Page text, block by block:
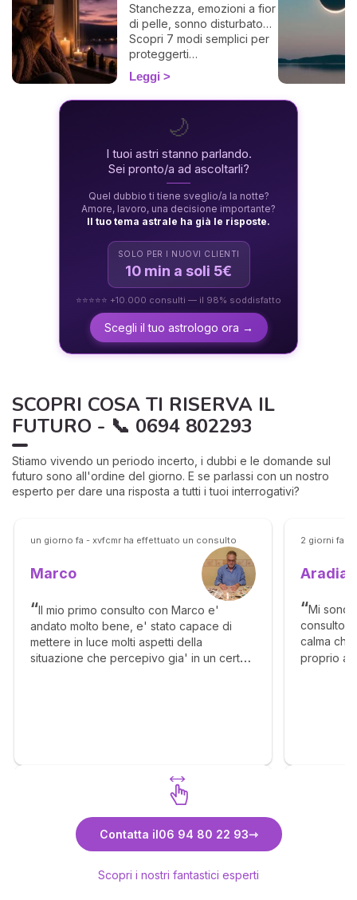
Stanchezza, emozioni a fior
di pelle, sonno disturbato…
Scopri 7 modi semplici per
proteggerti
energeticamente durante
un'eclissi e viverla con
dolcezza. 🛡️🌒
Leggi
🌙
I tuoi astri stanno parlando.
Sei pronto/a ad ascoltarli?
Quel dubbio ti tiene sveglio/a la notte?
Amore, lavoro, una decisione importante?
Il tuo tema astrale ha già le risposte.
SOLO PER I NUOVI CLIENTI
10 min a soli 5€
⭐⭐⭐⭐⭐ +10.000 consulti — il 98% soddisfatto
Scegli il tuo astrologo ora →
SCOPRI COSA TI RISERVA IL
FUTURO - 📞 0694 802293
Stiamo vivendo un periodo incerto, i dubbi e le domande sul
futuro sono all'ordine del giorno. E se parlassi con un nostro
esperto per dare una risposta a tutti i tuoi interrogativi?
un giorno fa - xvfcmr ha effettuato un consulto
Marco
Il mio primo consulto con Marco e'
andato molto bene, e' stato capace di
mettere in luce molti aspetti della
situazione che percepivo gia' in un certo
2 giorni fa -
Aradia
Mi sono
consulto
calma
proprio
Contatta il06 94 80 22 93
Scopri i nostri fantastici esperti